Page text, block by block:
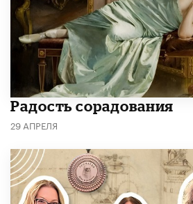
Радость сорадования
29 АПРЕЛЯ